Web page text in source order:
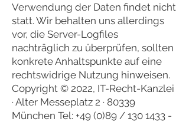
Verwendung der Daten findet nicht
statt. Wir behalten uns allerdings
vor, die Server-Logfiles
nachträglich zu überprüfen, sollten
konkrete Anhaltspunkte auf eine
rechtswidrige Nutzung hinweisen.
Copyright © 2022, IT-Recht-Kanzlei
· Alter Messeplatz 2 · 80339
München Tel: +49 (0)89 / 130 1433 -